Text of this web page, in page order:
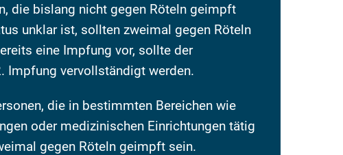
die bislang nicht gegen Röteln geimpft
unklar ist, sollten zweimal gegen Röteln
eine Impfung vor, sollte der
Impfung vervollständigt werden.
die in bestimmten Bereichen wie
oder medizinischen Einrichtungen tätig
gegen Röteln geimpft sein.